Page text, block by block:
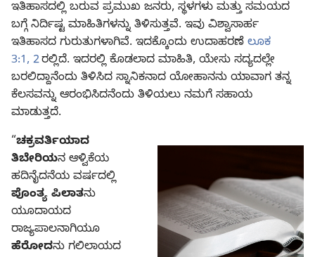
ಇತಿಹಾಸದಲ್ಲಿ ಬರುವ ಪ್ರಮುಖ ಜನರು, ಸ್ಥಳಗಳು ಮತ್ತು ಸಮಯದ
ಬಗ್ಗೆ ನಿರ್ದಿಷ್ಟ ಮಾಹಿತಿಗಳನ್ನು ತಿಳಿಸುತ್ತವೆ. ಇವು ವಿಶ್ವಾಸಾರ್ಹ
ಇತಿಹಾಸದ ಗುರುತುಗಳಾಗಿವೆ. ಇದಕ್ಕೊಂದು ಉದಾಹರಣೆ ಲೂಕ
3:1, 2ರಲ್ಲಿದೆ. ಇದರಲ್ಲಿ ಕೊಡಲಾದ ಮಾಹಿತಿ, ಯೇಸು ಸದ್ಯದಲ್ಲೇ
ಬರಲಿದ್ದಾನೆಂದು ತಿಳಿಸಿದ ಸ್ನಾನಿಕನಾದ ಯೋಹಾನನು ಯಾವಾಗ ತನ್ನ
ಕೆಲಸವನ್ನು ಆರಂಭಿಸಿದನೆಂದು ತಿಳಿಯಲು ನಮಗೆ ಸಹಾಯ
ಮಾಡುತ್ತದೆ.
“ಚಕ್ರವರ್ತಿಯಾದ
ತಿಬೇರಿಯನ ಆಳ್ವಿಕೆಯ
ಹದಿನೈದನೆಯ ವರ್ಷದಲ್ಲಿ
ಪೊಂತ್ಯ ಪಿಲಾತನು
ಯೂದಾಯದ
ರಾಜ್ಯಪಾಲನಾಗಿಯೂ
ಹೆರೋದನು ಗಲಿಲಾಯದ